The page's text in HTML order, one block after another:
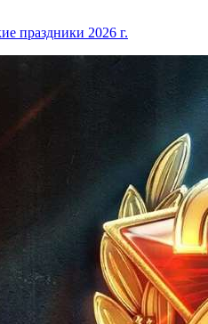
праздники 2026 г.